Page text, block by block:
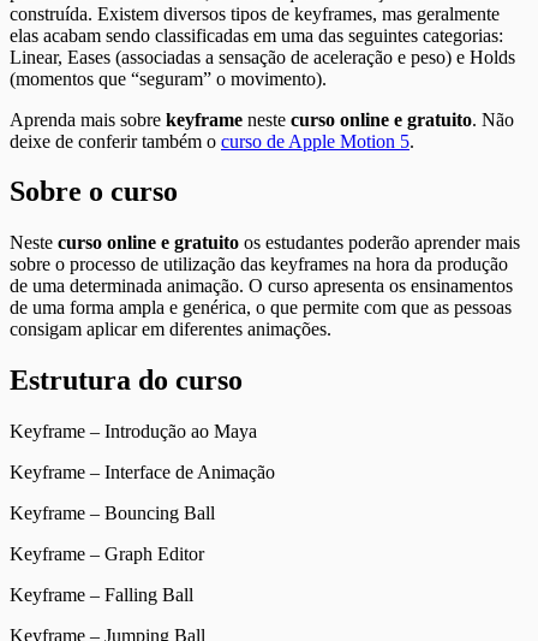
construída. Existem diversos tipos de keyframes, mas geralmente
elas acabam sendo classificadas em uma das seguintes categorias:
Linear, Eases (associadas a sensação de aceleração e peso) e Holds
(momentos que “seguram” o movimento).
Aprenda mais sobre keyframe neste curso online e gratuito. Não
deixe de conferir também o curso de Apple Motion 5.
Sobre o curso
Neste curso online e gratuito os estudantes poderão aprender mais
sobre o processo de utilização das keyframes na hora da produção
de uma determinada animação. O curso apresenta os ensinamentos
de uma forma ampla e genérica, o que permite com que as pessoas
consigam aplicar em diferentes animações.
Estrutura do curso
Keyframe – Introdução ao Maya
Keyframe – Interface de Animação
Keyframe – Bouncing Ball
Keyframe – Graph Editor
Keyframe – Falling Ball
Keyframe – Jumping Ball